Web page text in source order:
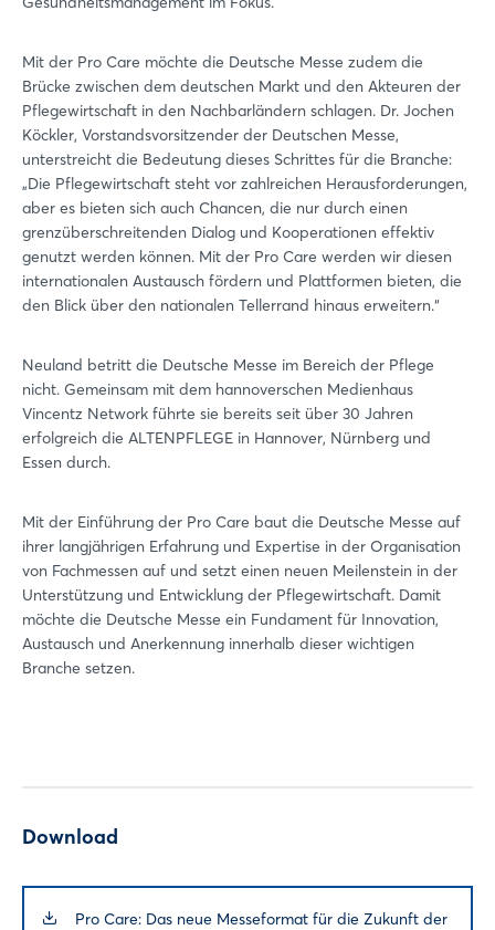
Mit der Pro Care möchte die Deutsche Messe zudem die
Brücke zwischen dem deutschen Markt und den Akteuren der
Pflegewirtschaft in den Nachbarländern schlagen. Dr. Jochen
Köckler, Vorstandsvorsitzender der Deutschen Messe,
unterstreicht die Bedeutung dieses Schrittes für die Branche:
„Die Pflegewirtschaft steht vor zahlreichen Herausforderungen,
aber es bieten sich auch Chancen, die nur durch einen
grenzüberschreitenden Dialog und Kooperationen effektiv
genutzt werden können. Mit der Pro Care werden wir diesen
internationalen Austausch fördern und Plattformen bieten, die
den Blick über den nationalen Tellerrand hinaus erweitern.“
Neuland betritt die Deutsche Messe im Bereich der Pflege
nicht. Gemeinsam mit dem hannoverschen Medienhaus
Vincentz Network führte sie bereits seit über 30 Jahren
erfolgreich die ALTENPFLEGE in Hannover, Nürnberg und
Essen durch.
Mit der Einführung der Pro Care baut die Deutsche Messe auf
ihrer langjährigen Erfahrung und Expertise in der Organisation
von Fachmessen auf und setzt einen neuen Meilenstein in der
Unterstützung und Entwicklung der Pflegewirtschaft. Damit
möchte die Deutsche Messe ein Fundament für Innovation,
Austausch und Anerkennung innerhalb dieser wichtigen
Branche setzen.
Download
Pro Care: Das neue Messeformat für die Zukunft der
Login
Einloggen
Passwort vergessen?
Jetzt registrieren